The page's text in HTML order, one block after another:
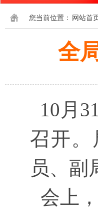
您当前位置： 网站首
全
10月
召开
员、副
会上